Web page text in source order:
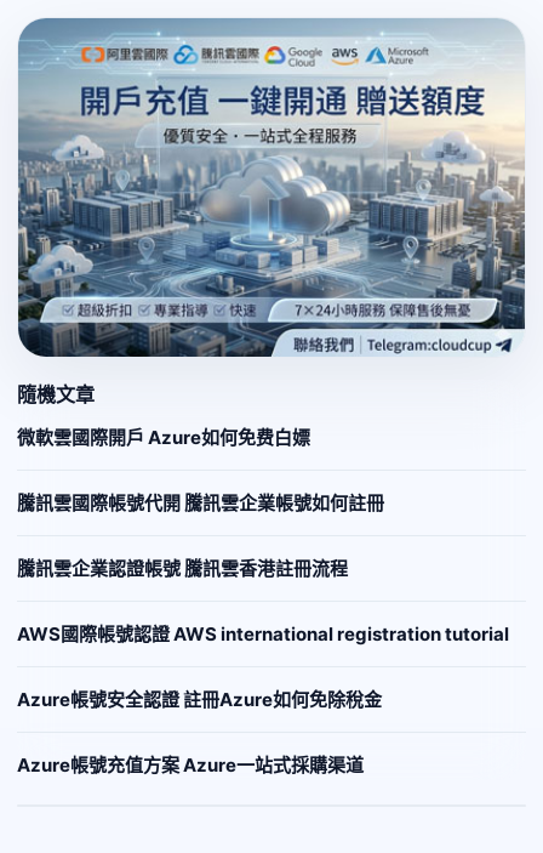
隨機文章
微軟雲國際開戶 Azure如何免费白嫖
騰訊雲國際帳號代開 騰訊雲企業帳號如何註冊
騰訊雲企業認證帳號 騰訊雲香港註冊流程
AWS國際帳號認證 AWS international registration tutorial
Azure帳號安全認證 註冊Azure如何免除稅金
Azure帳號充值方案 Azure一站式採購渠道